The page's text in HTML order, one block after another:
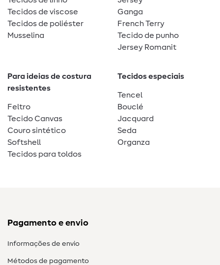
Tecidos de viscose
Tecidos de poliéster
Musselina
Ganga
French Terry
Tecido de punho
Jersey Romanit
Para ideias de costura
resistentes
Feltro
Tecido Canvas
Couro sintético
Softshell
Tecidos para toldos
Tecidos especiais
Tencel
Bouclé
Jacquard
Seda
Organza
Pagamento e envio
Informações de envio
Métodos de pagamento